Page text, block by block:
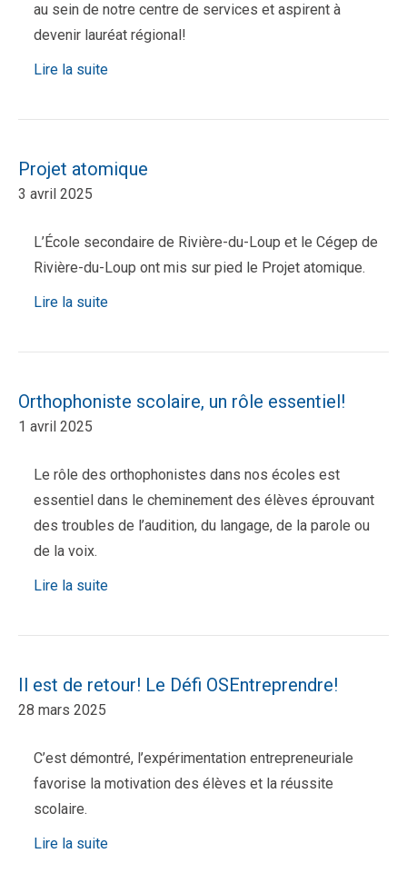
au sein de notre centre de services et aspirent à
devenir lauréat régional!
Lire la suite
Projet atomique
3 avril 2025
L’École secondaire de Rivière-du-Loup et le Cégep de
Rivière-du-Loup ont mis sur pied le Projet atomique.
Lire la suite
Orthophoniste scolaire, un rôle essentiel!
1 avril 2025
Le rôle des orthophonistes dans nos écoles est
essentiel dans le cheminement des élèves éprouvant
des troubles de l’audition, du langage, de la parole ou
de la voix.
Lire la suite
Il est de retour! Le Défi OSEntreprendre!
28 mars 2025
C’est démontré, l’expérimentation entrepreneuriale
favorise la motivation des élèves et la réussite
scolaire.
Lire la suite